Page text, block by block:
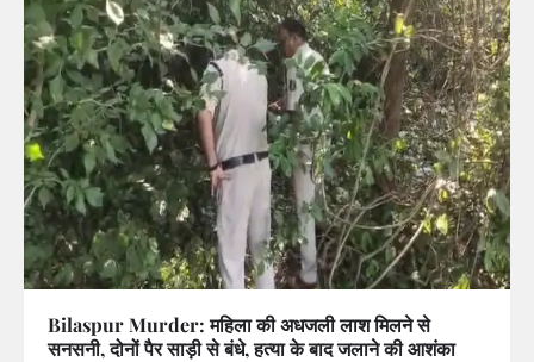
Bilaspur Murder: महिला की अधजली लाश मिलने से
सनसनी, दोनों पैर साड़ी से बंधे, हत्या के बाद जलाने की आशंका